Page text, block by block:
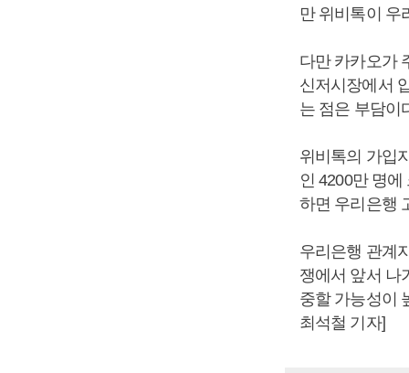
만 위비톡이 우
다만 카카오가
신저시장에서
는 점은 부담이
위비톡의 가입
인 4200만 명
하면 우리은행
우리은행 관계
쟁에서 앞서 나
중할 가능성이
최석철 기자]